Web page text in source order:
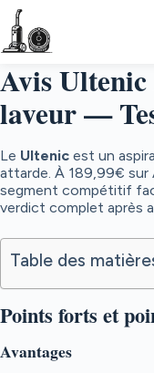
Passer
au
contenu
Avis
laveur —
Le Ultenic est un
attarde. À 189,99€ sur
segment compétitif
verdict complet après
Table des
Points forts et
Avantages